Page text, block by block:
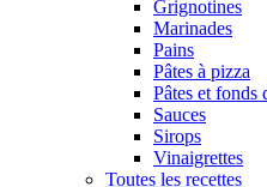
Grignotines
Marinades
Pains
Pâtes à pizza
Pâtes et fonds
Sauces
Sirops
Vinaigrettes
Toutes les recettes